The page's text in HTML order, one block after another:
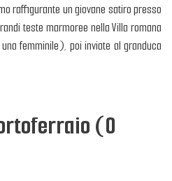
raffigurante un giovane satiro presso
teste marmoree nella Villa romana
femminile), poi inviate al granduca
(0